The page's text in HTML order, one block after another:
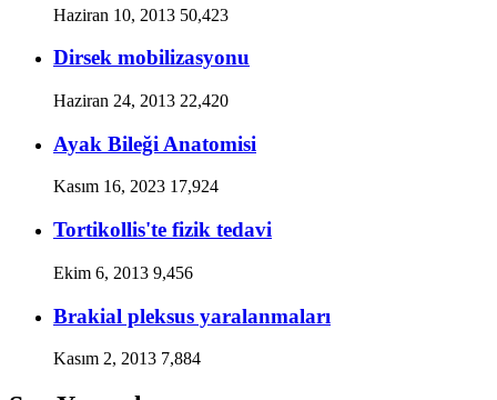
Haziran 10, 2013 50,423
Dirsek mobilizasyonu
Haziran 24, 2013 22,420
Ayak Bileği Anatomisi
Kasım 16, 2023 17,924
Tortikollis'te fizik tedavi
Ekim 6, 2013 9,456
Brakial pleksus yaralanmaları
Kasım 2, 2013 7,884